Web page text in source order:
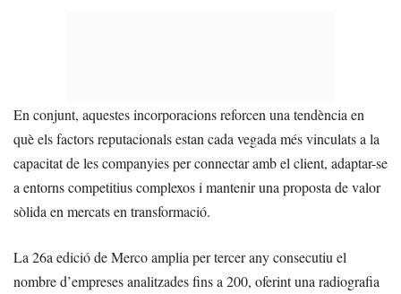
En conjunt, aquestes incorporacions reforcen una tendència en
què els factors reputacionals estan cada vegada més vinculats a la
capacitat de les companyies per connectar amb el client, adaptar-se
a entorns competitius complexos i mantenir una proposta de valor
sòlida en mercats en transformació.
La 26a edició de Merco amplia per tercer any consecutiu el
nombre d’empreses analitzades fins a 200, oferint una radiografia